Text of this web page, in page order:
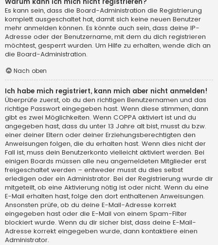
Es kann sein, dass die Board-Administration die Registrierung
komplett ausgeschaltet hat, damit sich keine neuen Benutzer
mehr anmelden können. Es könnte auch sein, dass deine IP-
Adresse oder der Benutzername, mit dem du dich registrieren
möchtest, gesperrt wurden. Um Hilfe zu erhalten, wende dich an
die Board-Administration.
Nach oben
Ich habe mich registriert, kann mich aber nicht anmelden!
Überprüfe zuerst, ob du den richtigen Benutzernamen und das
richtige Passwort eingegeben hast. Wenn diese stimmen, dann
gibt es zwei Möglichkeiten. Wenn COPPA aktiviert ist und du
angegeben hast, dass du unter 13 Jahre alt bist, musst du bzw.
einer deiner Eltern oder deiner Erziehungsberechtigten den
Anweisungen folgen, die du erhalten hast. Wenn dies nicht der
Fall ist, muss dein Benutzerkonto vielleicht aktiviert werden. Bei
einigen Boards müssen alle neu angemeldeten Mitglieder erst
freigeschaltet werden – entweder musst du dies selbst
erledigen oder ein Administrator. Bei der Registrierung wurde dir
mitgeteilt, ob eine Aktivierung nötig ist oder nicht. Wenn du eine
E-Mail erhalten hast, folge den dort enthaltenen Anweisungen.
Ansonsten prüfe, ob du deine E-Mail-Adresse korrekt
eingegeben hast oder die E-Mail von einem Spam-Filter
blockiert wurde. Wenn du dir sicher bist, dass deine E-Mail-
Adresse korrekt eingegeben wurde, dann kontaktiere einen
Administrator.